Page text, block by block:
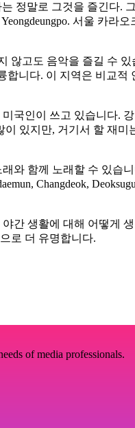
는 정말로 그것을 즐긴다.
서울 카라
고도 음악을 즐길 수
니다. 이 지역은 비교적
국인이 쓰고 있습니다.
있지만, 거기서 할 재
와 함께 노래할 수 있습
Changdeok,
간 생활에 대해 어떻게
로 더 유명합니다.
of media professionals.